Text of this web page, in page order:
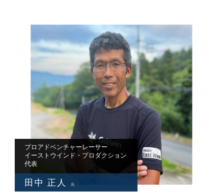
田中 正人 氏
プロアドベンチャーレーサー
イーストウインド・プロダクション
代表